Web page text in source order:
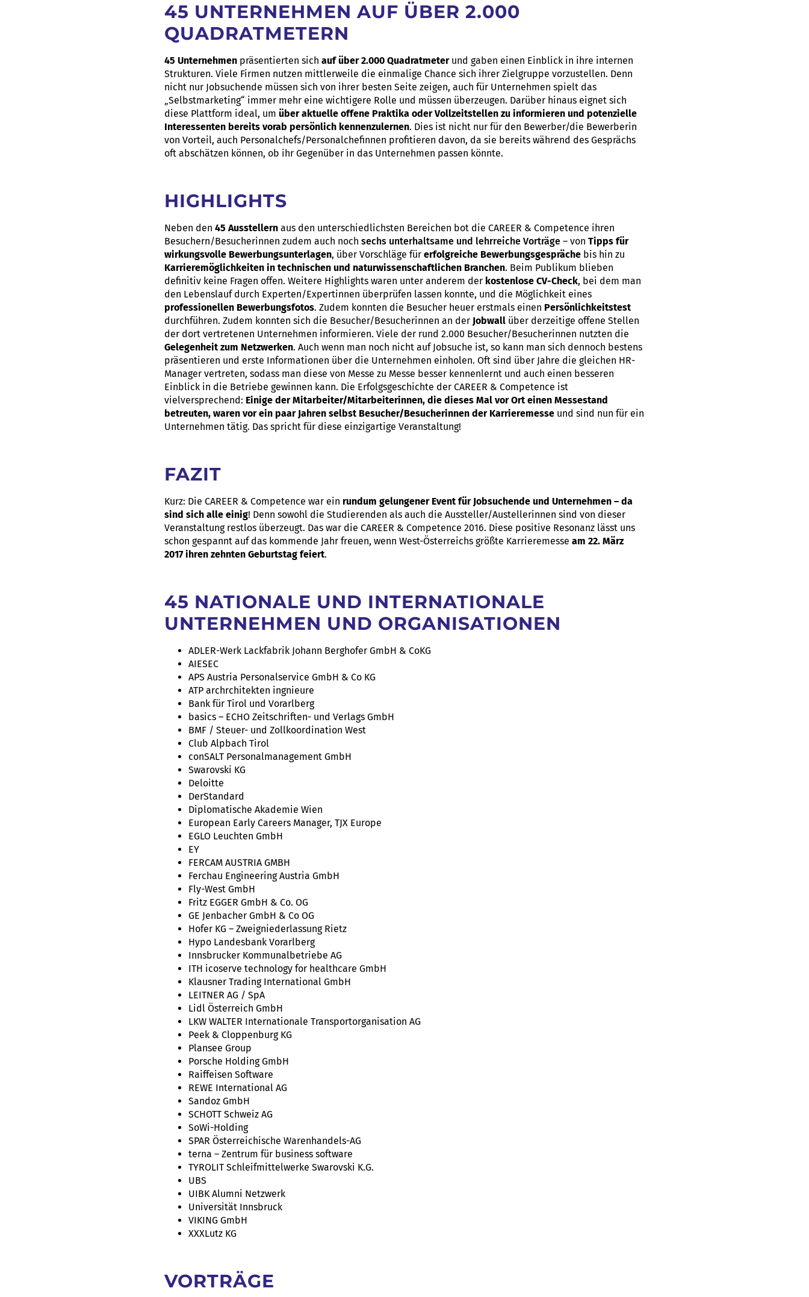
45 UNTERNEHMEN AUF ÜBER 2.000
QUADRATMETERN
45 Unternehmen präsentierten sichauf über 2.000 Quadratmeterund gaben einen Einblick in ihre internen
Strukturen. Viele Firmen nutzen mittlerweile die einmalige Chance sich ihrer Zielgruppe vorzustellen. Denn
nicht nur Jobsuchende müssen sich von ihrer besten Seite zeigen, auch für Unternehmen spielt das
„Selbstmarketing“ immer mehr eine wichtigere Rolle und müssen überzeugen. Darüber hinaus eignet sich
diese Plattform ideal, umüber aktuelle offene Praktika oder Vollzeitstellen zu informieren und potenzielle
Interessenten bereits vorab persönlich kennenzulernen. Dies ist nicht nur für den Bewerber/die Bewerberin
von Vorteil, auch Personalchefs/Personalchefinnen profitieren davon, da sie bereits während des Gesprächs
oft abschätzen können, ob ihr Gegenüber in das Unternehmen passen könnte.
HIGHLIGHTS
Neben den45 Ausstellern aus den unterschiedlichsten Bereichen bot die CAREER & Competence ihren
Besuchern/Besucherinnen zudem auch nochsechs unterhaltsame und lehrreiche Vorträge – vonTipps für
wirkungsvolle Bewerbungsunterlagen, über Vorschläge fürerfolgreiche Bewerbungsgespräche bis hin zu
Karrieremöglichkeiten in technischen und naturwissenschaftlichen Branchen. Beim Publikum blieben
definitiv keine Fragen offen. Weitere Highlights waren unter anderem der kostenlose CV-Check, bei dem man
den Lebenslauf durch Experten/Expertinnen überprüfen lassen konnte, und die Möglichkeit eines
professionellen Bewerbungsfotos. Zudem konnten die Besucher heuer erstmals einen Persönlichkeitstest
durchführen. Zudem konnten sich die Besucher/Besucherinnen an der Jobwall über derzeitige offene Stellen
der dort vertretenen Unternehmen informieren. Viele der rund 2.000 Besucher/Besucherinnen nutzten die
Gelegenheit zum Netzwerken. Auch wenn man noch nicht auf Jobsuche ist, so kann man sich dennoch bestens
präsentieren und erste Informationen über die Unternehmen einholen. Oft sind über Jahre die gleichen HR-
Manager vertreten, sodass man diese von Messe zu Messe besser kennenlernt und auch einen besseren
Einblick in die Betriebe gewinnen kann. Die Erfolgsgeschichte der CAREER & Competence ist
vielversprechend: Einige der Mitarbeiter/Mitarbeiterinnen, die dieses Mal vor Ort einen Messestand
betreuten, waren vor ein paar Jahren selbst Besucher/Besucherinnen der Karrieremesse und sind nun für ein
Unternehmen tätig. Das spricht für diese einzigartige Veranstaltung!
FAZIT
Kurz: Die CAREER & Competence war ein rundum gelungener Event für Jobsuchende und Unternehmen – da
sind sich alle einig! Denn sowohl die Studierenden als auch die Aussteller/Austellerinnen sind von dieser
Veranstaltung restlos überzeugt. Das war die CAREER & Competence 2016. Diese positive Resonanz lässt uns
schon gespannt auf das kommende Jahr freuen, wenn West-Österreichs größte Karrieremesseam 22. März
2017 ihren zehnten Geburtstag feiert.
45 NATIONALE UND INTERNATIONALE
UNTERNEHMEN UND ORGANISATIONEN
ADLER-Werk Lackfabrik Johann Berghofer GmbH & CoKG
AIESEC
APS Austria Personalservice GmbH & Co KG
ATP archrchitekten ingnieure
Bank für Tirol und Vorarlberg
basics – ECHO Zeitschriften- und Verlags GmbH
BMF / Steuer- und Zollkoordination West
Club Alpbach Tirol
conSALT Personalmanagement GmbH
Swarovski KG
Deloitte
DerStandard
Diplomatische Akademie Wien
European Early Careers Manager, TJX Europe
EGLO Leuchten GmbH
EY
FERCAM AUSTRIA GMBH
Ferchau Engineering Austria GmbH
Fly-West GmbH
Fritz EGGER GmbH & Co. OG
GE Jenbacher GmbH & Co OG
Hofer KG – Zweigniederlassung Rietz
Hypo Landesbank Vorarlberg
Innsbrucker Kommunalbetriebe AG
ITH icoserve technology for healthcare GmbH
Klausner Trading International GmbH
LEITNER AG / SpA
Lidl Österreich GmbH
LKW WALTER Internationale Transportorganisation AG
Peek & Cloppenburg KG
Plansee Group
Porsche Holding GmbH
Raiffeisen Software
REWE International AG
Sandoz GmbH
SCHOTT Schweiz AG
SoWi-Holding
SPAR Österreichische Warenhandels-AG
terna – Zentrum für business software
TYROLIT Schleifmittelwerke Swarovski K.G.
UBS
UIBK Alumni Netzwerk
Universität Innsbruck
VIKING GmbH
XXXLutz KG
VORTRÄGE